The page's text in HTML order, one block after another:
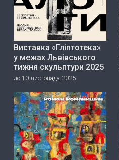
Виставка «Гліптотека»
у межах Львівського
тижня скульптури 2025
до 10 листопада 2025